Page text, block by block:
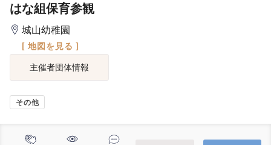
はな組保育参観
城山幼稚園
[ 地図を見る ]
主催者団体情報
その他